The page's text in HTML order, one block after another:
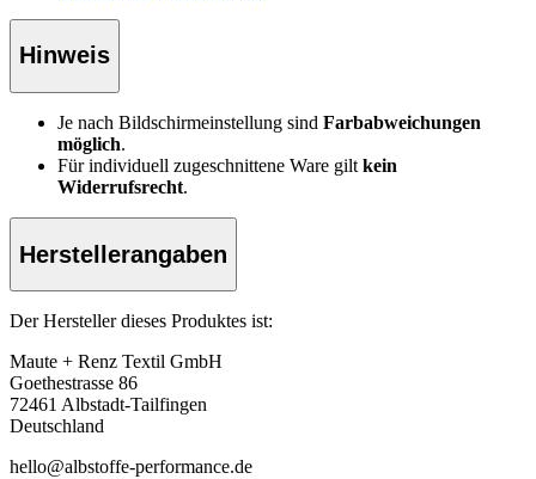
Hinweis
Je nach Bildschirmeinstellung sind Farbabweichungen
möglich.
Für individuell zugeschnittene Ware gilt kein
Widerrufsrecht.
Herstellerangaben
Der Hersteller dieses Produktes ist:
Maute + Renz Textil GmbH
Goethestrasse 86
72461 Albstadt-Tailfingen
Deutschland
hello@albstoffe-performance.de